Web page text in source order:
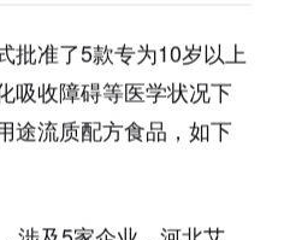
批准了5款专为10岁以上
吸收障碍等医学状况下
途流质配方食品，如下